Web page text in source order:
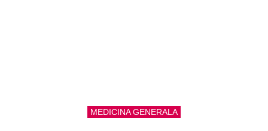
MEDICINA GENERALA